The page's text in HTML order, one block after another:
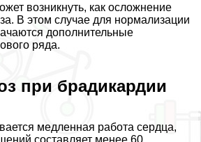
возникнуть, как осложнение
В этом случае для нормализации
дополнительные
ряда.
при брадикардии
медленная работа сердца,
составляет менее 60